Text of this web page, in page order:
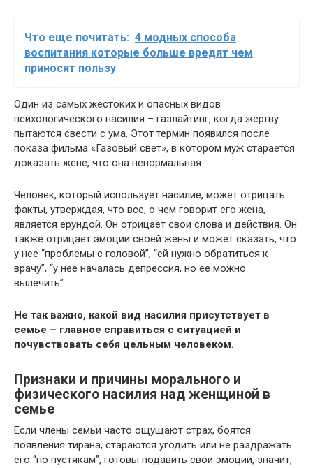
Что еще почитать: 4 модных способа
воспитания которые больше вредят чем
приносят пользу
Один из самых жестоких и опасных видов
психологического насилия – газлайтинг, когда жертву
пытаются свести с ума. Этот термин появился после
показа фильма «Газовый свет», в котором муж старается
доказать жене, что она ненормальная.
Человек, который использует насилие, может отрицать
факты, утверждая, что все, о чем говорит его жена,
является ерундой. Он отрицает свои слова и действия. Он
также отрицает эмоции своей жены и может сказать, что
у нее “проблемы с головой”, “ей нужно обратиться к
врачу”, “у нее началась депрессия, но ее можно
вылечить”.
Не так важно, какой вид насилия присутствует в
семье – главное справиться с ситуацией и
почувствовать себя цельным человеком.
Признаки и причины морального и
физического насилия над женщиной в
семье
Если члены семьи часто ощущают страх, боятся
появления тирана, стараются угодить или не раздражать
его “по пустякам”, готовы подавить свои эмоции, значит,